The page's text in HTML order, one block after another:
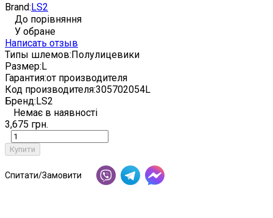
Brand:LS2
До порівняння
У обране
Написать отзыв
Типы шлемов:Полулицевики
Размер:L
Гарантия:от производителя
Код производителя:305702054L
Бренд:LS2
Немає в наявності
3,675 грн.
Купити
Спитати/Замовити